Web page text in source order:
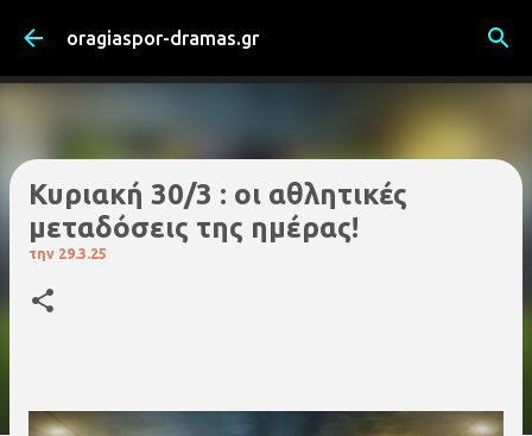
Μετάβαση στο κύριο περιεχόμενο
oragiaspor-dramas.gr
Κυριακή 30/3 : οι αθλητικές
μεταδόσεις της ημέρας!
την 29.3.25